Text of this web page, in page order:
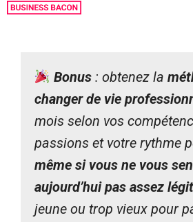
Bonus: obtenez la
changer de vie
mois selon vos
passions et votre rythme
même si vous ne vous
aujourd’hui pas assez
jeune ou trop vieux pour